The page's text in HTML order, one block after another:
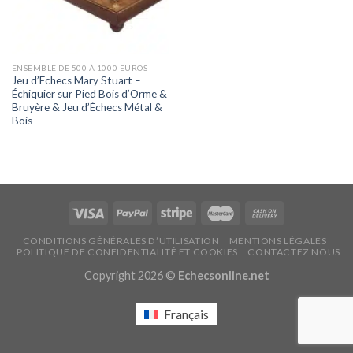
ENSEMBLE DE 500 À 1000 EUROS
Jeu d’Echecs Mary Stuart –
Échiquier sur Pied Bois d’Orme &
Bruyère & Jeu d’Échecs Métal &
Bois
CONDITIONS GÉNÉRALES D’UTILISATION
MENTIONS LÉGALES
POLITIQUE DE CONFIDENTIALITÉ ET COOKIES
CONTACTEZ NOUS
Copyright 2026 © Echecsonline.net
Français